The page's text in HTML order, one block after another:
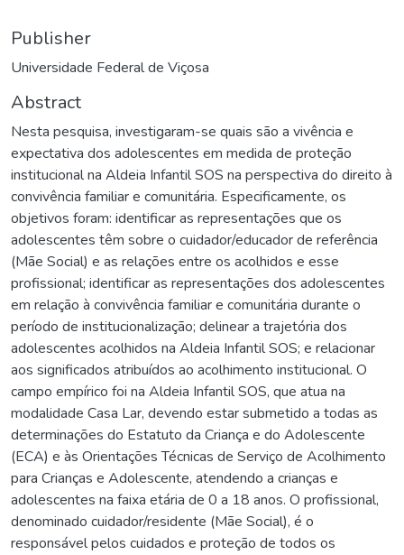
Publisher
Universidade Federal de Viçosa
Abstract
Nesta pesquisa, investigaram-se quais são a vivência e
expectativa dos adolescentes em medida de proteção
institucional na Aldeia Infantil SOS na perspectiva do direito à
convivência familiar e comunitária. Especificamente, os
objetivos foram: identificar as representações que os
adolescentes têm sobre o cuidador/educador de referência
(Mãe Social) e as relações entre os acolhidos e esse
profissional; identificar as representações dos adolescentes
em relação à convivência familiar e comunitária durante o
período de institucionalização; delinear a trajetória dos
adolescentes acolhidos na Aldeia Infantil SOS; e relacionar
aos significados atribuídos ao acolhimento institucional. O
campo empírico foi na Aldeia Infantil SOS, que atua na
modalidade Casa Lar, devendo estar submetido a todas as
determinações do Estatuto da Criança e do Adolescente
(ECA) e às Orientações Técnicas de Serviço de Acolhimento
para Crianças e Adolescente, atendendo a crianças e
adolescentes na faixa etária de 0 a 18 anos. O profissional,
denominado cuidador/residente (Mãe Social), é o
responsável pelos cuidados e proteção de todos os